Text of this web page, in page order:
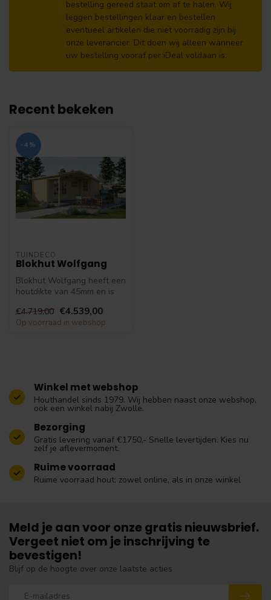
bestelling gereed staat om af te halen. Wij
leggen bestellingen klaar en bestellen
eventueel artikelen die niet voorradig zijn bij
onze leverancier. Dit doen wij alleen wanneer
uw bestelling vooraf per iDeal voldaan is.
Recent bekeken
-4%
TUINDECO
Blokhut Wolfgang
Blokhut Wolfgang heeft een
houtdikte van 45mm en is
vure...
€4.719,00 €4.539,00
Op voorraad in webshop
Winkel met webshop
Houthandel sinds 1979. Wij hebben naast onze webshop,
ook een winkel nabij Zwolle.
Bezorging
Gratis levering vanaf €1750,- Snelle levertijden. Kies nu
zelf je aflevermoment.
Ruime voorraad
Ruime voorraad hout: zowel online, als in onze winkel
Meld je aan voor onze gratis nieuwsbrief.
Vergeet niet om je inschrijving te
bevestigen!
Blijf op de hoogte over onze laatste acties